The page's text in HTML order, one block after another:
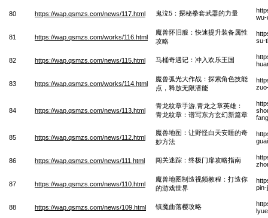
80 https://wap.qsmzs.com/news/117.html 鬼泣5：探秘拳套武器的力量
wu-
81 https://wap.qsmzs.com/works/116.html
魔兽怀旧服：快速提升装备属性
攻略
su-
82 https://wap.qsmzs.com/news/115.html 马桶奇遇记：冲入欢乐王国
83 https://wap.qsmzs.com/works/114.html
魔兽弧光大作战：探索角色技能
点，释放无限潜能
84 https://wap.qsmzs.com/news/113.html
青龙纹章手游,青龙之章英雄：
青龙纹章：谱写东方玄幻新篇章
85 https://wap.qsmzs.com/news/112.html
魔兽地图：让野怪白天安睡的奇
妙方法
86 https://wap.qsmzs.com/news/111.html 闯关迷踪：终极门扉攻略指南
87 https://wap.qsmzs.com/news/110.html
魔兽地图制造视频教程：打造你
的游戏世界
88 https://wap.qsmzs.com/news/109.html 镇魔曲落樱攻略